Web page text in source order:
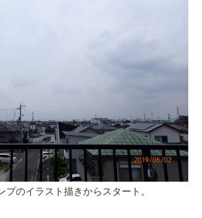
プのイラスト描きからスタート。